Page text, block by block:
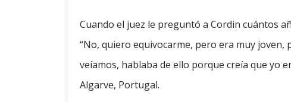
Cuando el juez le preguntó a Cordin cuántos
“No, quiero equivocarme, pero era muy joven,
veíamos, hablaba de ello porque creía que yo
Algarve, Portugal.